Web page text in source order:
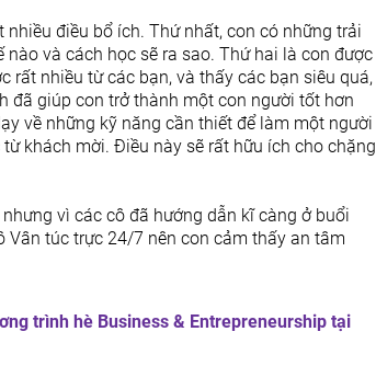
nhiều điều bổ ích. Thứ nhất, con có những trải
và cách học sẽ ra sao. Thứ hai là con được
rất nhiều từ các bạn, và thấy các bạn siêu quá,
đã giúp con trở thành một con người tốt hơn
về những kỹ năng cần thiết để làm một người
khách mời. Điều này sẽ rất hữu ích cho chặng
vì các cô đã hướng dẫn kĩ càng ở buổi
Vân túc trực 24/7 nên con cảm thấy an tâm
trình hè Business & Entrepreneurship tại